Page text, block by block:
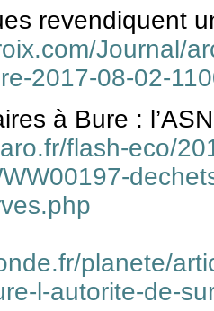
revendiquent
Journal/
2017-08-02-
à Bure :
flash-eco/
planete/
l-autorite-de-